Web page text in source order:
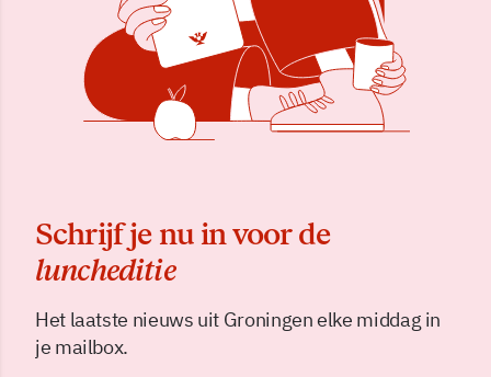
Schrijf je nu in voor de
luncheditie
Het laatste nieuws uit Groningen elke middag in
je mailbox.